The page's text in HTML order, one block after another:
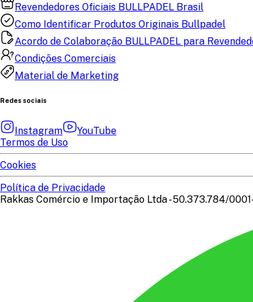
Revendedores Oficiais BULLPADEL Brasil
Como Identificar Produtos Originais Bullpadel
Acordo de Colaboração BULLPADEL para
Condições Comerciais
Material de Marketing
Redes sociais
Instagram
YouTube
Termos de Uso
Cookies
Política de Privacidade
Rakkas Comércio e Importação Ltda - 50.373.784/